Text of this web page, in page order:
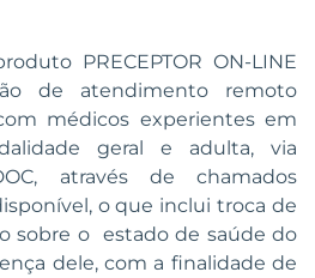
PRECEPTOR ON-LINE
de atendimento remoto
médicos experientes em
geral e adulta, via
através de chamados
o que inclui troca de
sobre o estado de saúde do
dele, com a finalidade de